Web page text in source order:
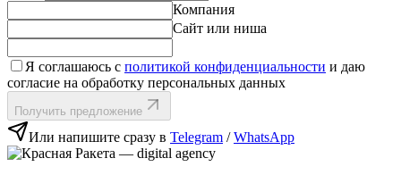
Компания
Сайт или ниша
Я соглашаюсь с политикой конфиденциальности и даю
согласие на обработку персональных данных
Получить предложение
Или напишите сразу в Telegram /WhatsApp